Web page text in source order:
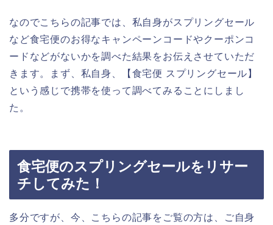
なのでこちらの記事では、私自身がスプリングセール
など食宅便のお得なキャンペーンコードやクーポンコ
ードなどがないかを調べた結果をお伝えさせていただ
きます。まず、私自身、【食宅便 スプリングセール】
という感じで携帯を使って調べてみることにしまし
た。
食宅便のスプリングセールをリサー
チしてみた！
多分ですが、今、こちらの記事をご覧の方は、ご自身